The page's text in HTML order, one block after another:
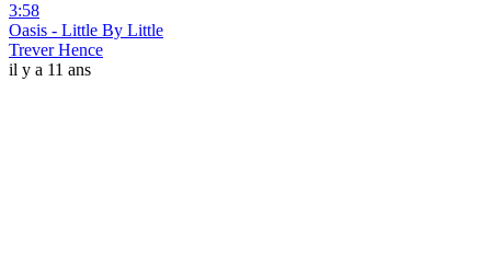
3:58
Oasis - Little By Little
Trever Hence
il y a 11 ans